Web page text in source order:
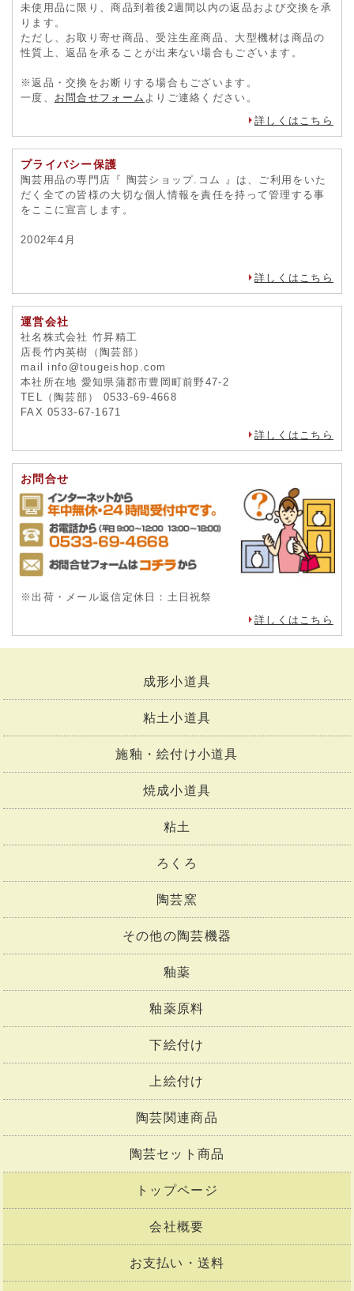
未使用品に限り、商品到着後2週間以内の返品および交換を承
ります。
ただし、お取り寄せ商品、受注生産商品、大型機材は商品の
性質上、返品を承ることが出来ない場合もございます。
※返品・交換をお断りする場合もございます。
一度、 お問合せフォーム よりご連絡ください。
詳しくはこちら
プライバシー保護
陶芸用品の専門店『 陶芸ショップ.コム 』は、ご利用をいた
だく全ての皆様の大切な個人情報を責任を持って管理する事
をここに宣言します。
2002年4月
詳しくはこちら
運営会社
社名株式会社 竹昇精工
店長竹内英樹（陶芸部）
mail info@tougeishop.com
本社所在地 愛知県蒲郡市豊岡町前野47-2
TEL（陶芸部） 0533-69-4668
FAX 0533-67-1671
詳しくはこちら
お問合せ
※出荷・メール返信定休日：土日祝祭
詳しくはこちら
成形小道具
粘土小道具
施釉・絵付け小道具
焼成小道具
粘土
ろくろ
陶芸窯
その他の陶芸機器
釉薬
釉薬原料
下絵付け
上絵付け
陶芸関連商品
陶芸セット商品
トップページ
会社概要
お支払い・送料